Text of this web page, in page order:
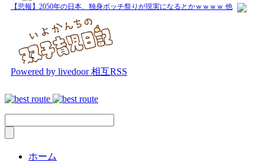
【悲報】2050年の日本、独身ボッチ祭りが現実になるとかｗｗｗｗ 他
Powered by livedoor 相互RSS
ホーム